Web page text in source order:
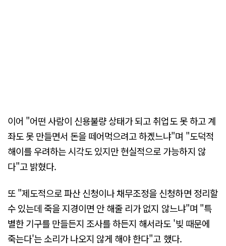
이어 "어떤 사람이 신용불량 상태가 되고 취업도 못 하고 계
좌도 못 만들면서 돈을 떼어먹으려고 하겠느냐"며 "도덕적
해이를 우려하는 시각도 있지만 현실적으로 가능하지 않
다"고 밝혔다.
또 "제도적으로 파산 신청이나 채무조정을 신청하면 정리할
수 있는데 죽을 지경이면 안 해줄 리가 없지 않느냐"며 "특
별한 기구를 만들든지 조사를 하든지 해서라도 '빚 때문에
죽는다'는 소리가 나오지 않게 해야 한다"고 했다.